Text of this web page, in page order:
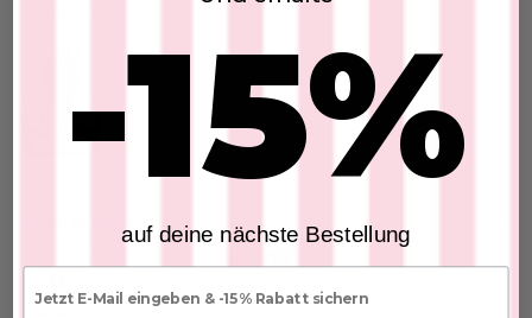
-15%
auf deine nächste Bestellung